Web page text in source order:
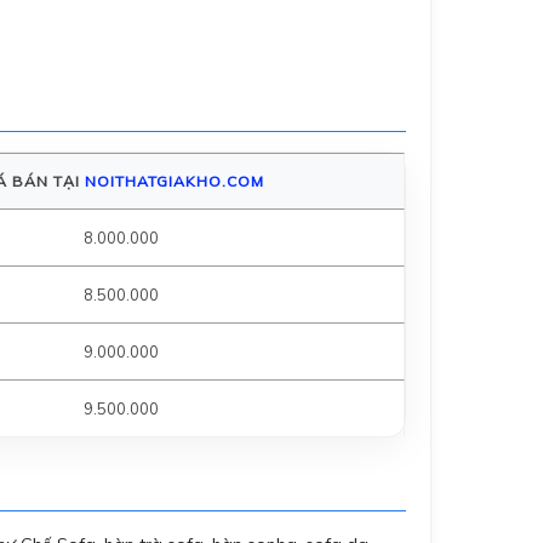
BÁN TẠI NOITHATGIAKHO.COM
8.000.000
8.500.000
9.000.000
9.500.000